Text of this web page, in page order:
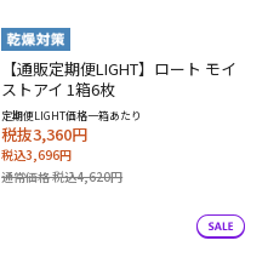
【通販定期便LIGHT】ロート モイ
ストアイ 1箱6枚
定期便LIGHT価格一箱あたり
税抜3,360円
税込3,696円
通常価格 税込4,620円